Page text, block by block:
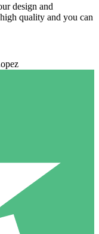
design and
quality and you can